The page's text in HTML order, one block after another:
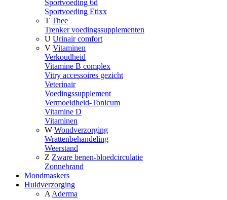
Sportvoeding 6d
Sportvoeding Etixx
T Thee
Trenker voedingssupplementen
U Urinair comfort
V Vitaminen
Verkoudheid
Vitamine B complex
Vitry accessoires gezicht
Veterinair
Voedingssupplement
Vermoeidheid-Tonicum
Vitamine D
Vitaminen
W Wondverzorging
Wrattenbehandeling
Weerstand
Z Zware benen-bloedcirculatie
Zonnebrand
Mondmaskers
Huidverzorging
A Aderma